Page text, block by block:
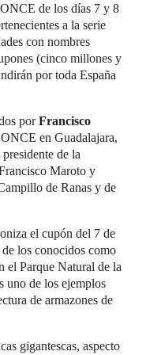
de los días 7 y 8
a la serie
con nombres
(cinco millones y
por toda España
porFrancisco
en Guadalajara,
presidente de la
Maroto y
de Ranas y de
el cupón del 7 de
los conocidos como
el Parque Natural de la
uno de los ejemplos
de armazones de
gigantescas, aspecto